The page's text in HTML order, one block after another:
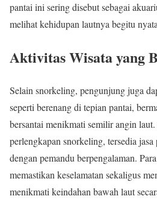
pantai ini sering disebut sebagai
melihat kehidupan lautnya begitu
Aktivitas Wisata yang
Selain snorkeling, pengunjung juga
seperti berenang di tepian pantai,
bersantai menikmati semilir angin
perlengkapan snorkeling, tersedia
dengan pemandu berpengalaman.
memastikan keselamatan sekaligus
menikmati keindahan bawah laut